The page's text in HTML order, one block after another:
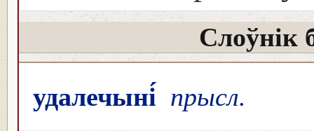
Слоўнік
удалечыні́ прысл.